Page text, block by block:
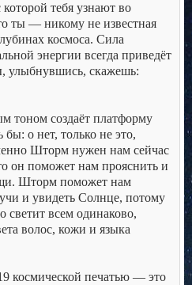
тебя узнают во
ты — никому не известная
космоса. Сила
энергии всегда приведёт
улыбнувшись, скажешь:
тоном создаёт платформу
о нет, только не это,
Шторм нужен нам сейчас
он поможет нам прояснить и
Шторм поможет нам
и увидеть Солнце, потому
светит всем одинаково,
волос, кожи и языка
космической печатью — это